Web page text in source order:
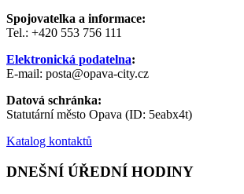
Spojovatelka a informace:
Tel.: +420 553 756 111
Elektronická podatelna:
E-mail: posta@opava-city.cz
Datová schránka:
Statutární město Opava (ID: 5eabx4t)
Katalog kontaktů
DNEŠNÍ ÚŘEDNÍ HODINY